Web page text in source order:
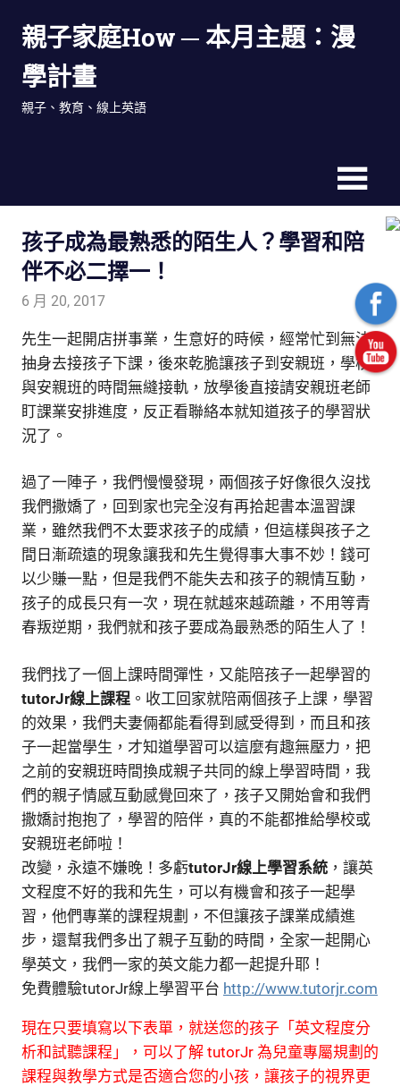
親子家庭How ─ 本月主題：漫
學計畫
親子、教育、線上英語
孩子成為最熟悉的陌生人？學習和陪
伴不必二擇一！
6 月 20, 2017
先生一起開店拼事業，生意好的時候，經常忙到無法
抽身去接孩子下課， 後來乾脆讓孩子到安親班，學校
與安親班的時間無縫接軌，放學後直接請安親班老師
盯課業安排進度，反正看聯絡本就知道孩子的學習狀
況了。
過了一陣子，我們慢慢發現，兩個孩子好像很久沒找
我們撒嬌了，回到家也完全沒有再拾起書本溫習課
業，雖然我們不太要求孩子的成績，但這樣與孩子之
間日漸疏遠的現象讓我和先生覺得事大事不妙！錢可
以少賺一點，但是我們不能失去和孩子的親情互動，
孩子的成長只有一次，現在就越來越疏離，不用等青
春叛逆期，我們就和孩子要成為最熟悉的陌生人了！
我們找了一個上課時間彈性，又能陪孩子一起學習的
tutorJr線上課程 。收工回家就陪兩個孩子上課，學習
的效果，我們夫妻倆都能看得到感受得到，而且和孩
子一起當學生，才知道學習可以這麼有趣無壓力，把
之前的安親班時間換成親子共同的線上學習時間，我
們的親子情感互動感覺回來了，孩子又開始會和我們
撒嬌討抱抱了，學習的陪伴，真的不能都推給學校或
安親班老師啦！
改變，永遠不嫌晚！多虧tutorJr線上學習系統 ，讓英
文程度不好的我和先生，可以有機會和孩子一起學
習，他們專業的課程規劃，不但讓孩子課業成績進
步，還幫我們多出了親子互動的時間，全家一起開心
學英文，我們一家的英文能力都一起提升耶！
免費體驗tutorJr線上學習平台 http://www.tutorjr.com
現在只要填寫以下表單，就送您的孩子「英文程度分
析和試聽課程」，可以了解 tutorJr 為兒童專屬規劃的
課程與教學方式是否適合您的小孩，讓孩子的視界更